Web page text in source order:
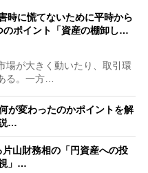
時に慌てないために平時から
のポイント「資産の棚卸し…
が大きく動いたり、取引環
る。一方…
が変わったのかポイントを解
…
片山財務相の「円資産への投
」…